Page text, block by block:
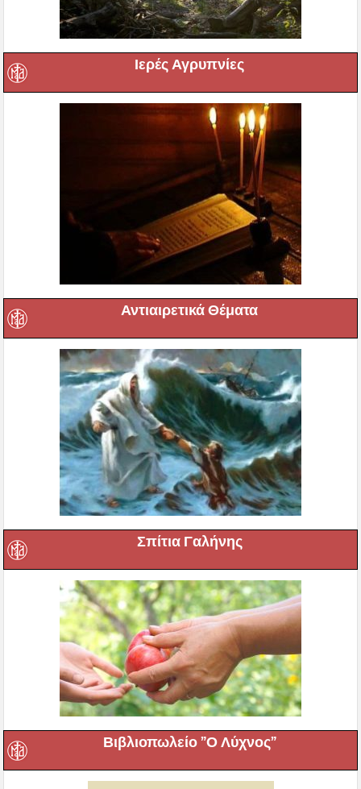
Ιερές Αγρυπνίες
Αντιαιρετικά Θέματα
Σπίτια Γαλήνης
Βιβλιοπωλείο ”Ο Λύχνος”